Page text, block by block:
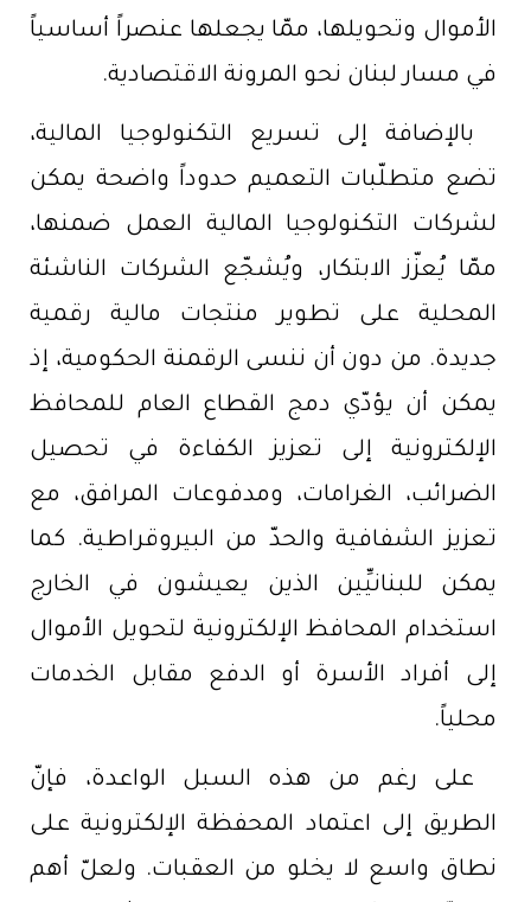
الأموال وتحويلها، ممّا يجعلها عنصراً أساسياً
في مسار لبنان نحو المرونة الاقتصادية.
بالإضافة إلى تسريع التكنولوجيا المالية،
تضع متطلّبات التعميم حدوداً واضحة يمكن
لشركات التكنولوجيا المالية العمل ضمنها،
ممّا يُعزّز الابتكار، ويُشجّع الشركات الناشئة
المحلية على تطوير منتجات مالية رقمية
جديدة. من دون أن ننسى الرقمنة الحكومية، إذ
يمكن أن يؤدّي دمج القطاع العام للمحافظ
الإلكترونية إلى تعزيز الكفاءة في تحصيل
الضرائب، الغرامات، ومدفوعات المرافق، مع
تعزيز الشفافية والحدّ من البيروقراطية. كما
يمكن للبنانيِّين الذين يعيشون في الخارج
استخدام المحافظ الإلكترونية لتحويل الأموال
إلى أفراد الأسرة أو الدفع مقابل الخدمات
محلياً.
على رغم من هذه السبل الواعدة، فإنّ
الطريق إلى اعتماد المحفظة الإلكترونية على
نطاق واسع لا يخلو من العقبات. ولعلّ أهم